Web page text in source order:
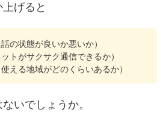
げると
の状態が良いか悪いか）
トがサクサク通信できるか）
える地域がどのくらいあるか）
いでしょうか。